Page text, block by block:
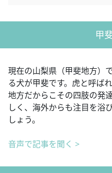
甲
現在の山梨県（甲斐地方）
る犬が甲斐です。虎と呼ば
地方だからこその四肢の発
しく、海外からも注目を浴
しょう。
音声で記事を聞く >